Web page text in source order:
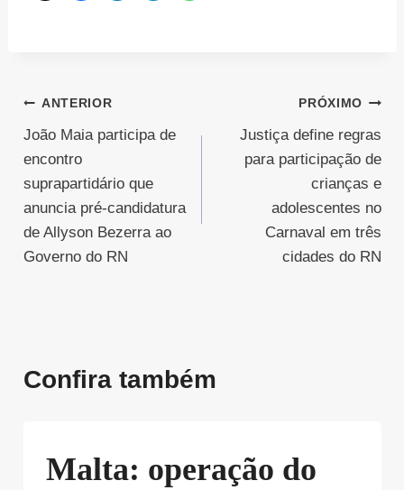
Navegação
de
Post
ANTERIOR
João Maia participa de
encontro
suprapartidário que
anuncia pré-candidatura
de Allyson Bezerra ao
Governo do RN
PRÓXIMO
Justiça define regras
para participação de
crianças e
adolescentes no
Carnaval em três
cidades do RN
Confira também
Malta: operação do